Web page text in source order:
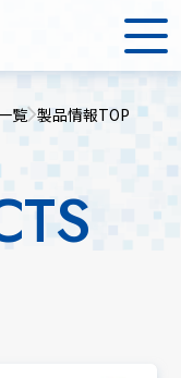
覧 製品情報TOP